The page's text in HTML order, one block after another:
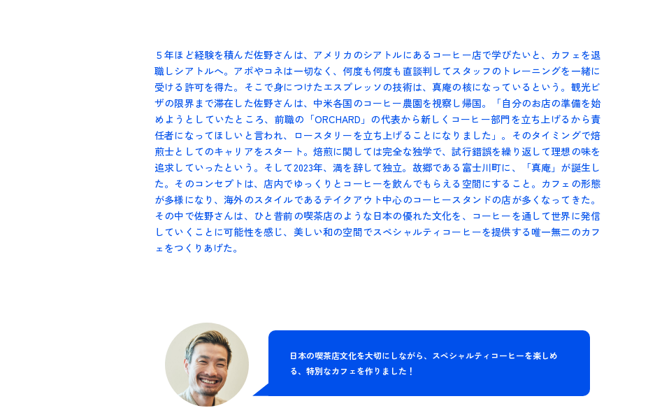
５年ほど経験を積んだ佐野さんは、アメリカのシアトルにあるコーヒー店で学びたいと、カフェを退
職しシアトルへ。アポやコネは一切なく、何度も何度も直談判してスタッフのトレーニングを一緒に
受ける許可を得た。そこで身につけたエスプレッソの技術は、真庵の核になっているという。観光ビ
ザの限界まで滞在した佐野さんは、中米各国のコーヒー農園を視察し帰国。「自分のお店の準備を始
めようとしていたところ、前職の「ORCHARD」の代表から新しくコーヒー部門を立ち上げるから責
任者になってほしいと言われ、ロースタリーを立ち上げることになりました」。そのタイミングで焙
煎士としてのキャリアをスタート。焙煎に関しては完全な独学で、試行錯誤を繰り返して理想の味を
追求していったという。そして2023年、満を辞して独立。故郷である富士川町に、「真庵」が誕生し
た。そのコンセプトは、店内でゆっくりとコーヒーを飲んでもらえる空間にすること。カフェの形態
が多様になり、海外のスタイルであるテイクアウト中心のコーヒースタンドの店が多くなってきた。
その中で佐野さんは、ひと昔前の喫茶店のような日本の優れた文化を、コーヒーを通して世界に発信
していくことに可能性を感じ、美しい和の空間でスペシャルティコーヒーを提供する唯一無二のカフ
ェをつくりあげた。
日本の喫茶店文化を大切にしながら、スペシャルティコーヒーを楽しめ
る、特別なカフェを作りました！